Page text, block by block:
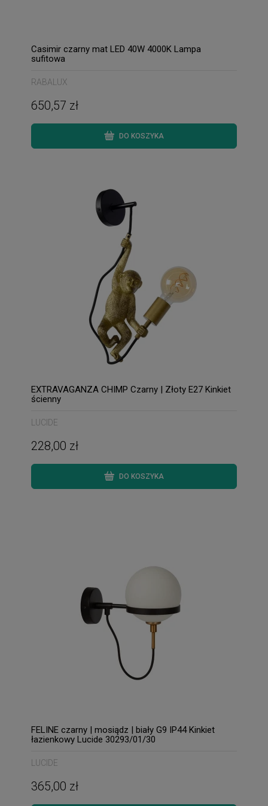
Casimir czarny mat LED 40W 4000K Lampa
sufitowa
RABALUX
650,57 zł
DO KOSZYKA
EXTRAVAGANZA CHIMP Czarny | Złoty E27 Kinkiet
ścienny
LUCIDE
228,00 zł
DO KOSZYKA
FELINE czarny | mosiądz | biały G9 IP44 Kinkiet
łazienkowy Lucide 30293/01/30
LUCIDE
365,00 zł